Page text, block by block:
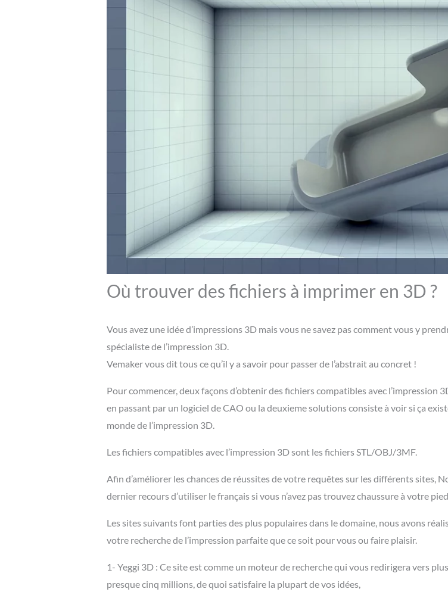
Où trouver des fichiers à imprimer en 3D ?
Vous avez une idée d’impressions 3D mais vous ne savez pas comment vous y
spécialiste de l’impression 3D.
Vemaker vous dit tous ce qu’il y a savoir pour passer de l’abstrait au concret !
Pour commencer, deux façons d’obtenir des fichiers compatibles avec l’impression
en passant par un logiciel de CAO ou la deuxieme solutions consiste à voir si ça
monde de l’impression 3D.
Les fichiers compatibles avec l’impression 3D sont les fichiers STL/OBJ/3MF.
Afin d’améliorer les chances de réussites de votre requêtes sur les différents sites,
dernier recours d’utiliser le français si vous n’avez pas trouvez chaussure à votre
Les sites suivants font parties des plus populaires dans le domaine, nous avons
votre recherche de l’impression parfaite que ce soit pour vous ou faire plaisir.
1- Yeggi 3D : Ce site est comme un moteur de recherche qui vous redirigera vers
presque cinq millions, de quoi satisfaire la plupart de vos idées,